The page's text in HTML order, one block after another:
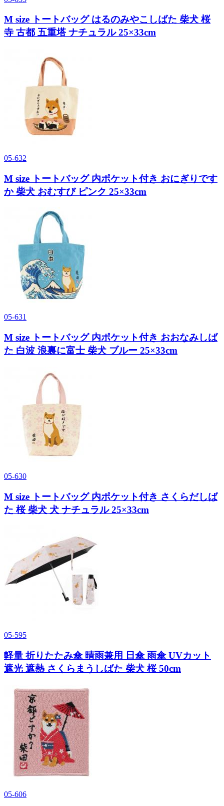
M size トートバッグ はるのみやこしばた 柴犬 桜
寺 古都 五重塔 ナチュラル 25×33cm
05-632
M size トートバッグ 内ポケット付き おにぎりです
か 柴犬 おむすび ピンク 25×33cm
05-631
M size トートバッグ 内ポケット付き おおなみしば
た 白波 浪裏に富士 柴犬 ブルー 25×33cm
05-630
M size トートバッグ 内ポケット付き さくらだしば
た 桜 柴犬 犬 ナチュラル 25×33cm
05-595
軽量 折りたたみ傘 晴雨兼用 日傘 雨傘 UVカット
遮光 遮熱 さくらまうしばた 柴犬 桜 50cm
05-606